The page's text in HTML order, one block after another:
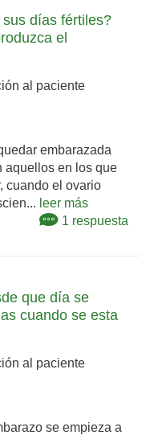
días fértiles?
el
al paciente
embarazada
aquellos en los que
cuando el ovario
leer más
1 respuesta
que día se
cuando se esta
al paciente
se empieza a